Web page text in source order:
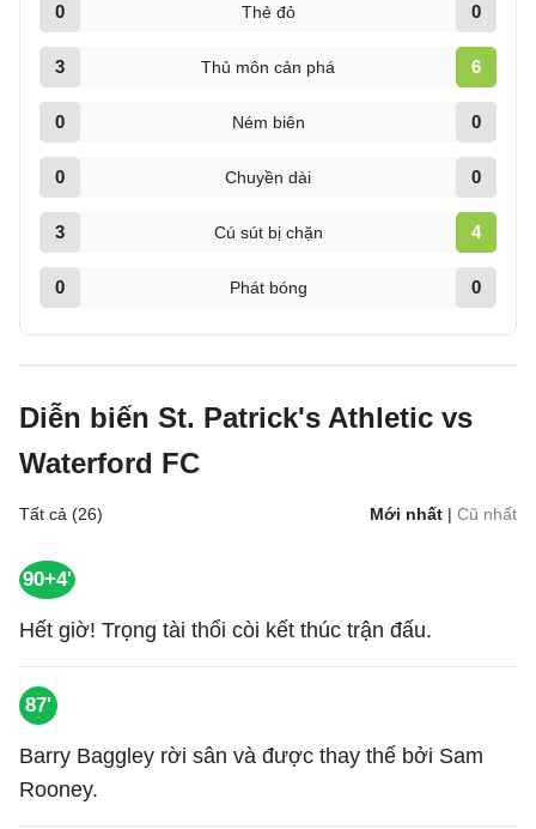
0 Thẻ đỏ 0
3 Thủ môn cản phá 6
0 Ném biên 0
0 Chuyền dài 0
3 Cú sút bị chặn 4
0 Phát bóng 0
Diễn biến St. Patrick's Athletic vs
Waterford FC
Tất cả (26) Mới nhất | Cũ nhất
90+4'
Hết giờ! Trọng tài thổi còi kết thúc trận đấu.
87'
Barry Baggley rời sân và được thay thế bởi Sam
Rooney.